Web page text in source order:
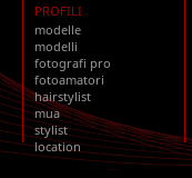
PROFILI
modelle
modelli
fotografi pro
fotoamatori
hairstylist
mua
stylist
location